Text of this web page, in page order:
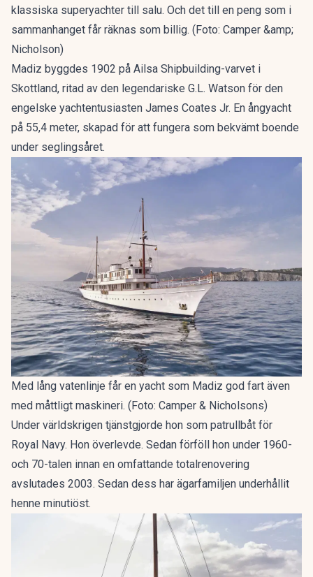
klassiska superyachter till salu. Och det till en peng som i
sammanhanget får räknas som billig. (Foto: Camper &amp;
Nicholson)
Madiz byggdes 1902 på Ailsa Shipbuilding-varvet i
Skottland, ritad av den legendariske G.L. Watson för den
engelske yachtentusiasten James Coates Jr. En ångyacht
på 55,4 meter, skapad för att fungera som bekvämt boende
under seglingsåret.
Med lång vatenlinje får en yacht som Madiz god fart även
med måttligt maskineri. (Foto: Camper & Nicholsons)
Under världskrigen tjänstgjorde hon som patrullbåt för
Royal Navy. Hon överlevde. Sedan förföll hon under 1960-
och 70-talen innan en omfattande totalrenovering
avslutades 2003. Sedan dess har ägarfamiljen underhållit
henne minutiöst.